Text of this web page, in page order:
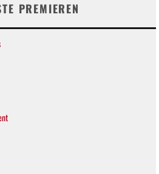
PREMIEREN